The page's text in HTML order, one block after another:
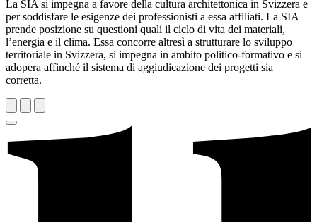
La SIA si impegna a favore della cultura architettonica in Svizzera e
per soddisfare le esigenze dei professionisti a essa affiliati. La SIA
prende posizione su questioni quali il ciclo di vita dei materiali,
l’energia e il clima. Essa concorre altresì a strutturare lo sviluppo
territoriale in Svizzera, si impegna in ambito politico-formativo e si
adopera affinché il sistema di aggiudicazione dei progetti sia
corretta.